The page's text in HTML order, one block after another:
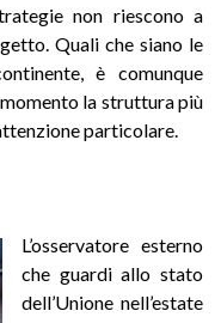
non riescono a
Quali che siano le
è comunque
la struttura più
particolare.
L’osservatore esterno
che guardi allo stato
dell’Unione nell’estate